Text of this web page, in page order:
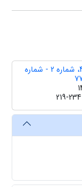
دوره 44، شماره 2 - شماره
219-234